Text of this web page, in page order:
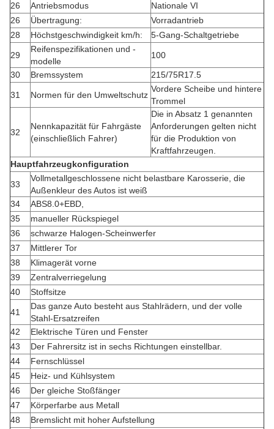
26
Antriebsmodus
Nationale VI
26
Übertragung:
Vorradantrieb
28
Höchstgeschwindigkeit km/h: 5-Gang-Schaltgetriebe
29
Reifenspezifikationen und -
modelle
100
30
Bremssystem 215/75R17.5
31 Normen für den Umweltschutz
Vordere Scheibe und hintere
Trommel
32
Nennkapazität für Fahrgäste
(einschließlich Fahrer)
Die in Absatz 1 genannten
Anforderungen gelten nicht
für die Produktion von
Kraftfahrzeugen.
Hauptfahrzeugkonfiguration
33
Vollmetallgeschlossene nicht belastbare Karosserie, die
Außenkleur des Autos ist weiß
34
ABS8.0+EBD,
35
manueller Rückspiegel
36
schwarze Halogen-Scheinwerfer
37
Mittlerer Tor
38
Klimagerät vorne
39
Zentralverriegelung
40
Stoffsitze
41
Das ganze Auto besteht aus Stahlrädern, und der volle
Stahl-Ersatzreifen
42
Elektrische Türen und Fenster
43
Der Fahrersitz ist in sechs Richtungen einstellbar.
44
Fernschlüssel
45
Heiz- und Kühlsystem
46
Der gleiche Stoßfänger
47
Körperfarbe aus Metall
48
Bremslicht mit hoher Aufstellung